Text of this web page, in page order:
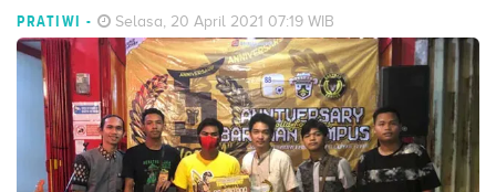
PRATIWI - Selasa, 20 April 2021 07:19 WIB